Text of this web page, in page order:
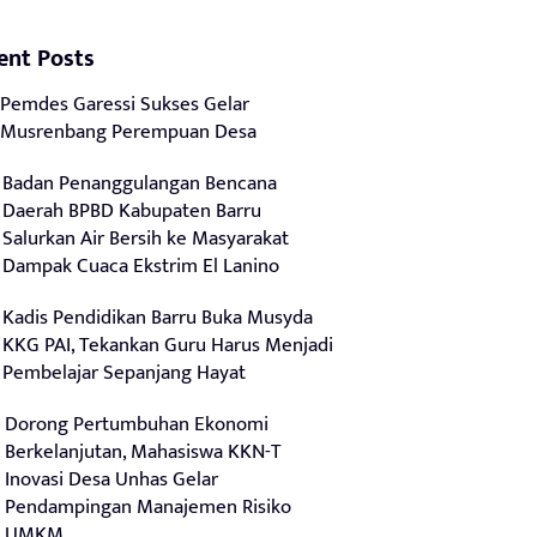
Posts
Pemdes Garessi Sukses Gelar
Musrenbang Perempuan Desa
Badan Penanggulangan Bencana
Daerah BPBD Kabupaten Barru
Salurkan Air Bersih ke Masyarakat
Dampak Cuaca Ekstrim El Lanino
Kadis Pendidikan Barru Buka Musyda
KKG PAI, Tekankan Guru Harus Menjadi
Pembelajar Sepanjang Hayat
Dorong Pertumbuhan Ekonomi
Berkelanjutan, Mahasiswa KKN-T
Inovasi Desa Unhas Gelar
Pendampingan Manajemen Risiko